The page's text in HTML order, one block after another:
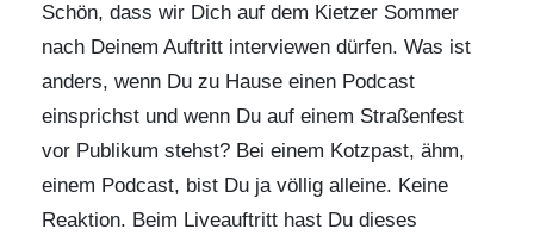
Schön, dass wir Dich auf dem Kietzer Sommer
nach Deinem Auftritt interviewen dürfen. Was ist
anders, wenn Du zu Hause einen Podcast
einsprichst und wenn Du auf einem Straßenfest
vor Publikum stehst? Bei einem Kotzpast, ähm,
einem Podcast, bist Du ja völlig alleine. Keine
Reaktion. Beim Liveauftritt hast Du dieses